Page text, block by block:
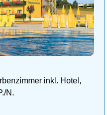
inkl. Hotel,
N.